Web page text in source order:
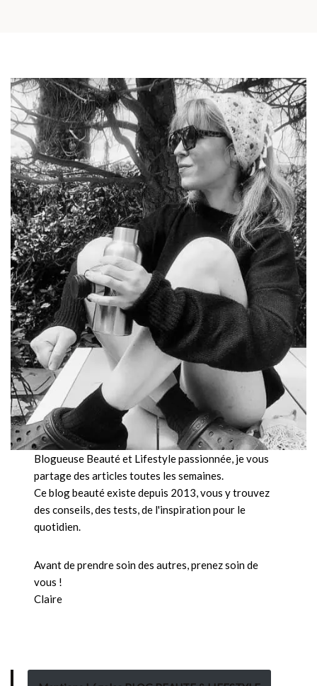
Blogueuse Beauté et Lifestyle passionnée, je vous
partage des articles toutes les semaines.
Ce blog beauté existe depuis 2013, vous y trouvez
des conseils, des tests, de l'inspiration pour le
quotidien.
Avant de prendre soin des autres, prenez soin de
vous !
Claire